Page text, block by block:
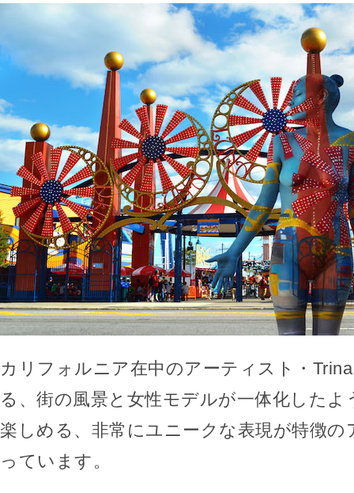
カリフォルニア在中のアーティスト・
る、街の風景と女性モデルが一体化した
楽しめる、非常にユニークな表現が特徴
っています。